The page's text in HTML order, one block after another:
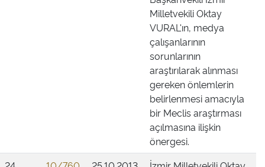
Milletvekili Oktay
VURAL'ın, medya
çalışanlarının
sorunlarının
araştırılarak alınması
gereken önlemlerin
belirlenmesi amacıyla
bir Meclis araştırması
açılmasına ilişkin
önergesi.